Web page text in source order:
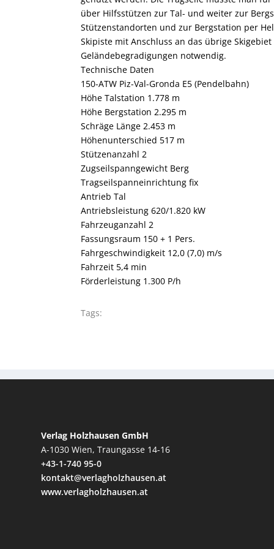
über Hilfsstützen zur Tal- und weiter zur
Stützenstandorten und zur Bergstation per
Skipiste mit Anschluss an das übrige
Geländebegradigungen notwendig.
Technische Daten
150-ATW Piz-Val-Gronda E5 (Pendelbahn)
Höhe Talstation 1.778 m
Höhe Bergstation 2.295 m
Schräge Länge 2.453 m
Höhenunterschied 517 m
Stützenanzahl 2
Zugseilspanngewicht Berg
Tragseilspanneinrichtung fix
Antrieb Tal
Antriebsleistung 620/1.820 kW
Fahrzeuganzahl 2
Fassungsraum 150 + 1 Pers.
Fahrgeschwindigkeit 12,0 (7,0) m/s
Fahrzeit 5,4 min
Förderleistung 1.300 P/h
Tags:
Verlag Holzhausen GmbH
A-1030 Wien, Traungasse 14-16
+43-1-740 95-0
kontakt@verlagholzhausen.at
www.verlagholzhausen.at